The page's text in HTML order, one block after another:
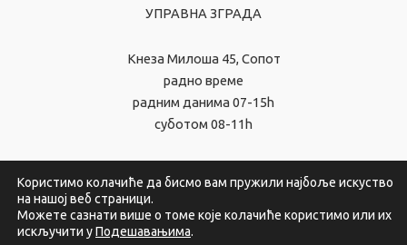
УПРАВНА ЗГРАДА
Кнеза Милоша 45, Сопот
радно време
радним данима 07-15h
суботом 08-11h
© 2026 Јавно комунално предузеће - Сопот
Користимо колачиће да бисмо вам пружили најбоље искуство
на нашој веб страници.
Можете сазнати више о томе које колачиће користимо или их
искључити уПодешавањима.